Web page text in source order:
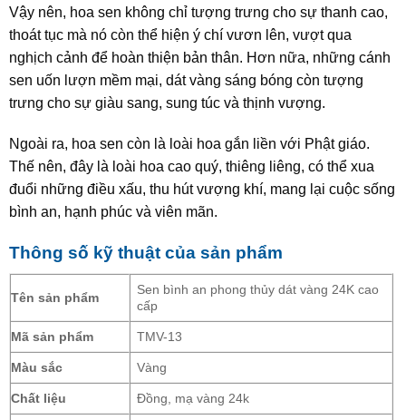
Vậy nên, hoa sen không chỉ tượng trưng cho sự thanh cao,
thoát tục mà nó còn thể hiện ý chí vươn lên, vượt qua
nghịch cảnh để hoàn thiện bản thân. Hơn nữa, những cánh
sen uốn lượn mềm mại, dát vàng sáng bóng còn tượng
trưng cho sự giàu sang, sung túc và thịnh vượng.
Ngoài ra, hoa sen còn là loài hoa gắn liền với Phật giáo.
Thế nên, đây là loài hoa cao quý, thiêng liêng, có thể xua
đuổi những điều xấu, thu hút vượng khí, mang lại cuộc sống
bình an, hạnh phúc và viên mãn.
Thông số kỹ thuật của sản phẩm
Tên sản phẩm
Sen bình an phong thủy dát vàng 24K cao
cấp
Mã sản phẩm TMV-13
Màu sắc Vàng
Chất liệu Đồng, mạ vàng 24k